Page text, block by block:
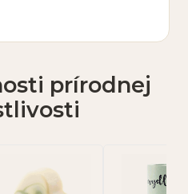
prírodnej